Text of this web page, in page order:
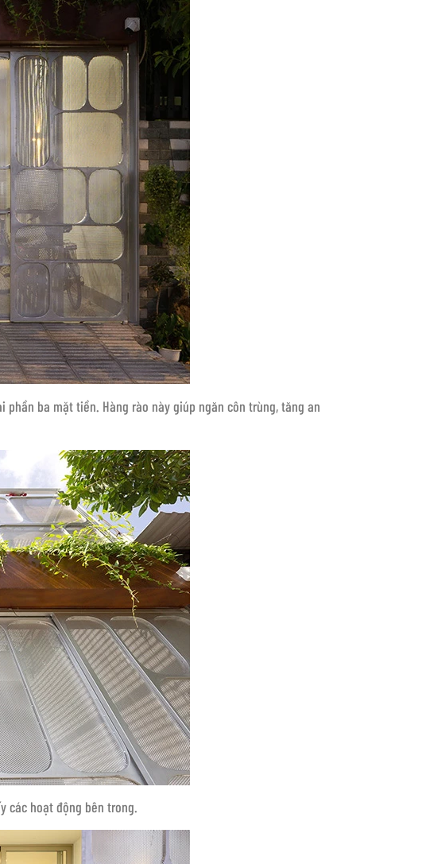
ba mặt tiền. Hàng rào này giúp ngăn côn trùng, tăng an
các hoạt động bên trong.